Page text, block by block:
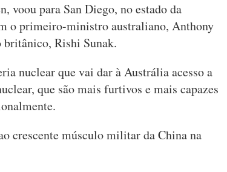
voou para San Diego, no estado da
o primeiro-ministro australiano, Anthony
Rishi Sunak.
nuclear que vai dar à Austrália acesso a
que são mais furtivos e mais capazes
crescente músculo militar da China na